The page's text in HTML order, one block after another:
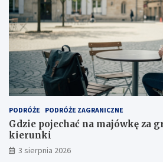
PODRÓŻE PODRÓŻE ZAGRANICZNE
Gdzie pojechać na majówkę za
kierunki
3 sierpnia 2026